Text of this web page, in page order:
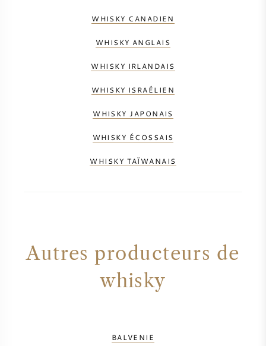
WHISKY CANADIEN
WHISKY ANGLAIS
WHISKY IRLANDAIS
WHISKY ISRAÉLIEN
WHISKY JAPONAIS
WHISKY ÉCOSSAIS
WHISKY TAÏWANAIS
Autres producteurs de
whisky
BALVENIE